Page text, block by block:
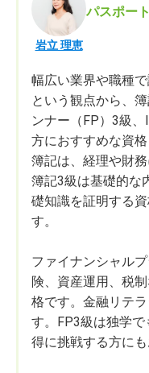
岩立 理恵
パスポー
幅広い業界や職種
という観点から、
ンナー（FP）3級
方におすすめな資格
簿記は、経理や財
簿記3級は基礎的な
礎知識を証明する
す。
ファイナンシャル
険、資産運用、税
格です。金融リテ
す。FP3級は独学
得に挑戦する方にも